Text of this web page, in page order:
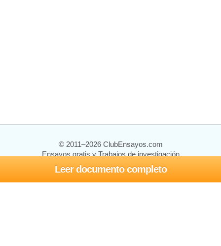
Leer documento completo
© 2011–2026 ClubEnsayos.com
Ensayos gratis y Trabajos de investigación